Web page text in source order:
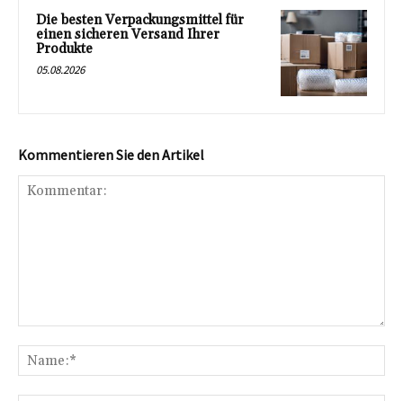
Die besten Verpackungsmittel für
einen sicheren Versand Ihrer
Produkte
05.08.2026
Kommentieren Sie den Artikel